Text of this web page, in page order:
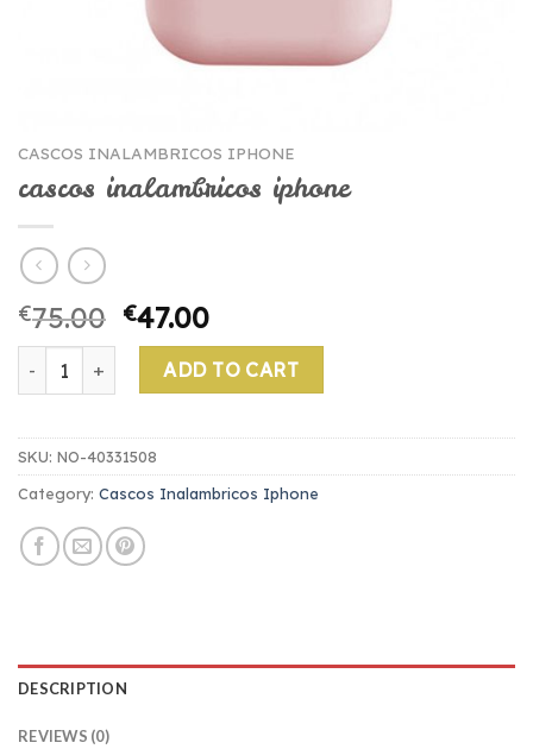
CASCOS INALAMBRICOS IPHONE
cascos inalambricos iphone
€75.00 €47.00
cascos inalambricos iphone quantity
ADD TO CART
SKU: NO-40331508
Category: Cascos Inalambricos Iphone
DESCRIPTION
REVIEWS (0)